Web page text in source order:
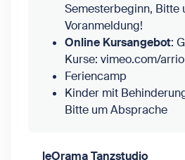
Semesterbeginn, Bitte
Voranmeldung!
Online Kursangebot:
Kurse: vimeo.com/
Feriencamp
Kinder mit
Bitte um Absprache
leOrama Tanzstudio